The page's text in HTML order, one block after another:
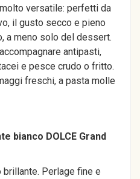
versatile: perfetti da
il gusto secco e pieno
a meno solo del dessert.
antipasti,
e pesce crudo o fritto.
freschi, a pasta molle
bianco DOLCE Grand
brillante. Perlage fine e